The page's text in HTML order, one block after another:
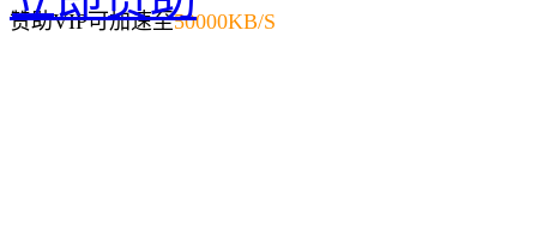
赞助VIP可加速至50000KB/S